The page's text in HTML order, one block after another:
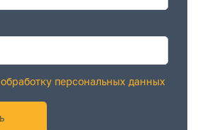
обработку персональных данных